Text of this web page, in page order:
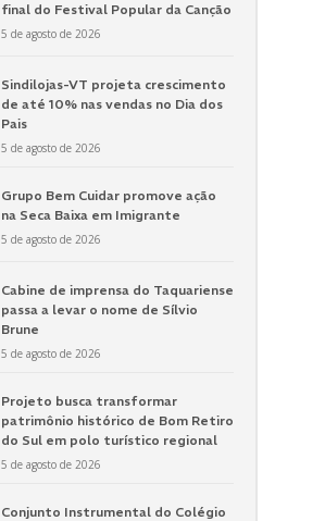
final do Festival Popular da Canção
5 de agosto de 2026
Sindilojas-VT projeta crescimento
de até 10% nas vendas no Dia dos
Pais
5 de agosto de 2026
Grupo Bem Cuidar promove ação
na Seca Baixa em Imigrante
5 de agosto de 2026
Cabine de imprensa do Taquariense
passa a levar o nome de Sílvio
Brune
5 de agosto de 2026
Projeto busca transformar
patrimônio histórico de Bom Retiro
do Sul em polo turístico regional
5 de agosto de 2026
Conjunto Instrumental do Colégio